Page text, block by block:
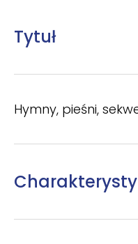
Tytuł
Hymny, pieśni,